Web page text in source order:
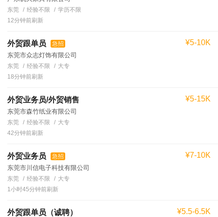
东莞 经验不限
学历不限
12分钟前刷新
外贸跟单员 急招
东莞市众志灯饰有限公司
¥5-10K
东莞 经验不限
大专
18分钟前刷新
外贸业务员/外贸销售
东莞市森竹纸业有限公司
¥5-15K
东莞 经验不限
大专
42分钟前刷新
外贸业务员 急招
东莞市川信电子科技有限公司
¥7-10K
东莞 经验不限
大专
1小时45分钟前刷新
外贸跟单员（诚聘） ¥5.5-6.5K